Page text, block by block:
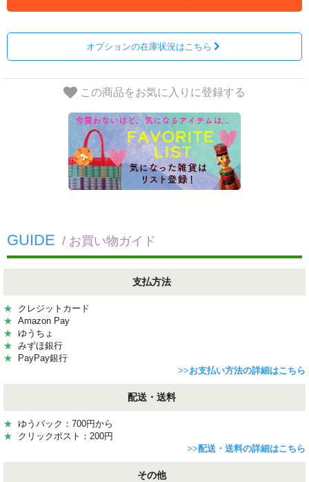
オプションの在庫状況はこちら
この商品をお気に入りに登録する
GUIDE / お買い物ガイド
支払方法
★ クレジットカード
★ Amazon Pay
★ ゆうちょ
★ みずほ銀行
★ PayPay銀行
>>お支払い方法の詳細はこちら
配送・送料
★ ゆうパック：700円から
★ クリックポスト：200円
>>配送・送料の詳細はこちら
その他